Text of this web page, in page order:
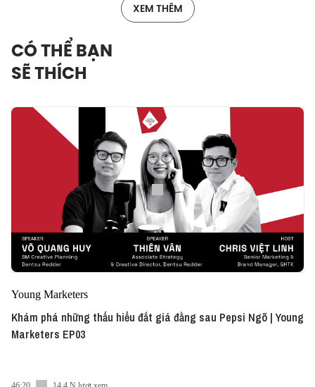
XEM THÊM
CÓ THỂ BẠN
SẼ THÍCH
Young Marketers
Khám phá những thấu hiểu đắt giá đằng sau Pepsi Ngõ | Young
Marketers EP03